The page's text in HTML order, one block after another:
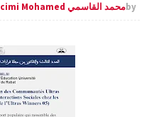
byمحمد القاسمي Al kacimi Mohamed